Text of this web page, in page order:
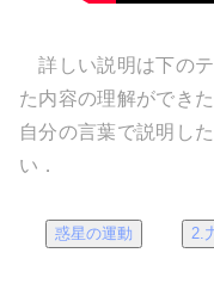
詳しい説明は下の
た内容の理解ができ
自分の言葉で説明し
い．
惑星の運動 2.